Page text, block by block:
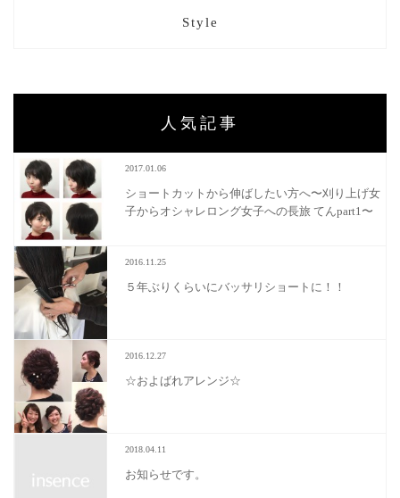
Style
人気記事
2017.01.06
ショートカットから伸ばしたい方へ〜刈り上げ女
子からオシャレロング女子への長旅 てんpart1〜
2016.11.25
５年ぶりくらいにバッサリショートに！！
2016.12.27
☆およばれアレンジ☆
2018.04.11
お知らせです。